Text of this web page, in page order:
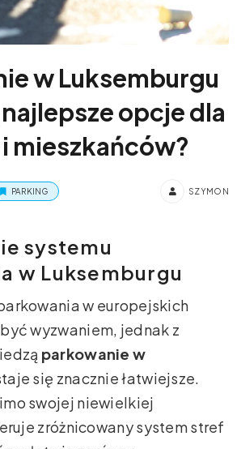
w Luksemburgu
opcje dla
mieszkańców?
PARKING SZYMON
systemu
w Luksemburgu
w europejskich
wyzwaniem, jednak z
parkowanie w
się znacznie łatwiejsze.
swojej niewielkiej
zróżnicowany system stref